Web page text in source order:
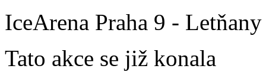
IceArena Praha 9 - Letňany
Tato akce se již konala